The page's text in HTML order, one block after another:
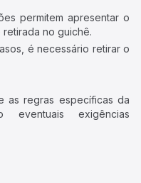
permitem apresentar o
no guichê.
é necessário retirar o
as regras específicas da
eventuais exigências